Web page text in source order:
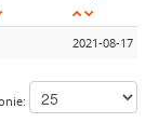
2021-08-17